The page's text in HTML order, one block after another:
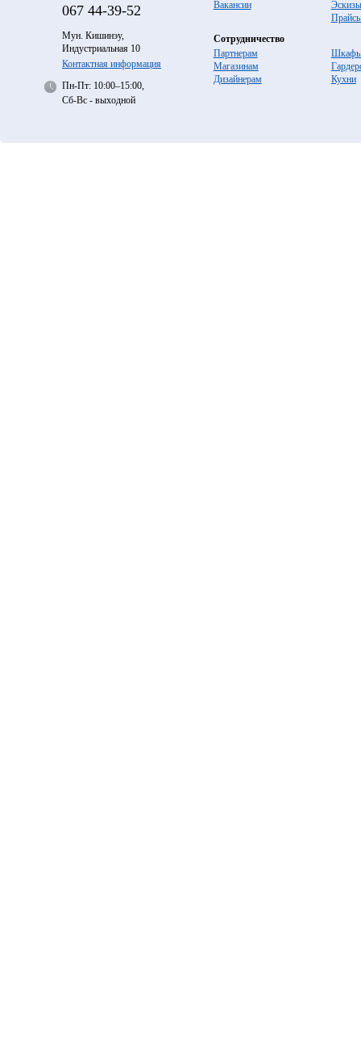
067 44-39-52
Мун. Кишинэу,
Индустриальная 10
Контактная информация
Пн-Пт: 10:00–15:00,
Сб-Вс - выходной
Вакансии
Эскизы
Сотрудничество
Партнерам
Магазинам
Дизайнерам
Кухни